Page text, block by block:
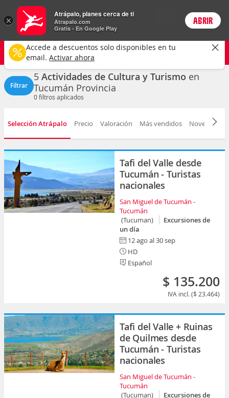
Actividades Precios enPeso
ARSCambiar moneda
Login
Tucumán
Cultura y turismo Cualquier fecha
CAMBIAR
Filtrar
5 Actividades de Cultura y Turismo en
Tucumán Provincia
0filtros aplicados
Selección Atrápalo Precio Valoración Más vendidos Novedad
Tafi del Valle desde
Tucumán - Turistas
nacionales
San Miguel de Tucumán -
Tucumán
(Tucuman)
Excursiones de
un día
12 ago al 30 sep
HD
Español
$ 135.200
IVA incl. ($ 23.464)
Tafi del Valle + Ruinas
de Quilmes desde
Tucumán - Turistas
nacionales
San Miguel de Tucumán -
Tucumán
(Tucuman)
Excursiones de
×
Atrápalo, planes cerca de ti
Atrapalo.com
Gratis - En Google Play
ABRIR
Accede a descuentos solo disponibles en tu
email. Activar ahora